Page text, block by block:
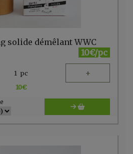
solide démêlant WWC
10€/pc
1 pc +
10€